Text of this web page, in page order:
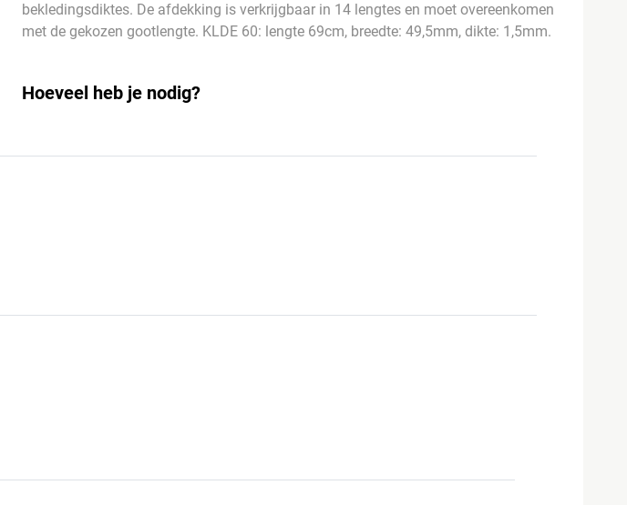
bekledingsdiktes. De afdekking is verkrijgbaar in 14 lengtes en moet overeenkomen
met de gekozen gootlengte. KLDE 60: lengte 69cm, breedte: 49,5mm, dikte: 1,5mm.
Hoeveel heb je nodig?